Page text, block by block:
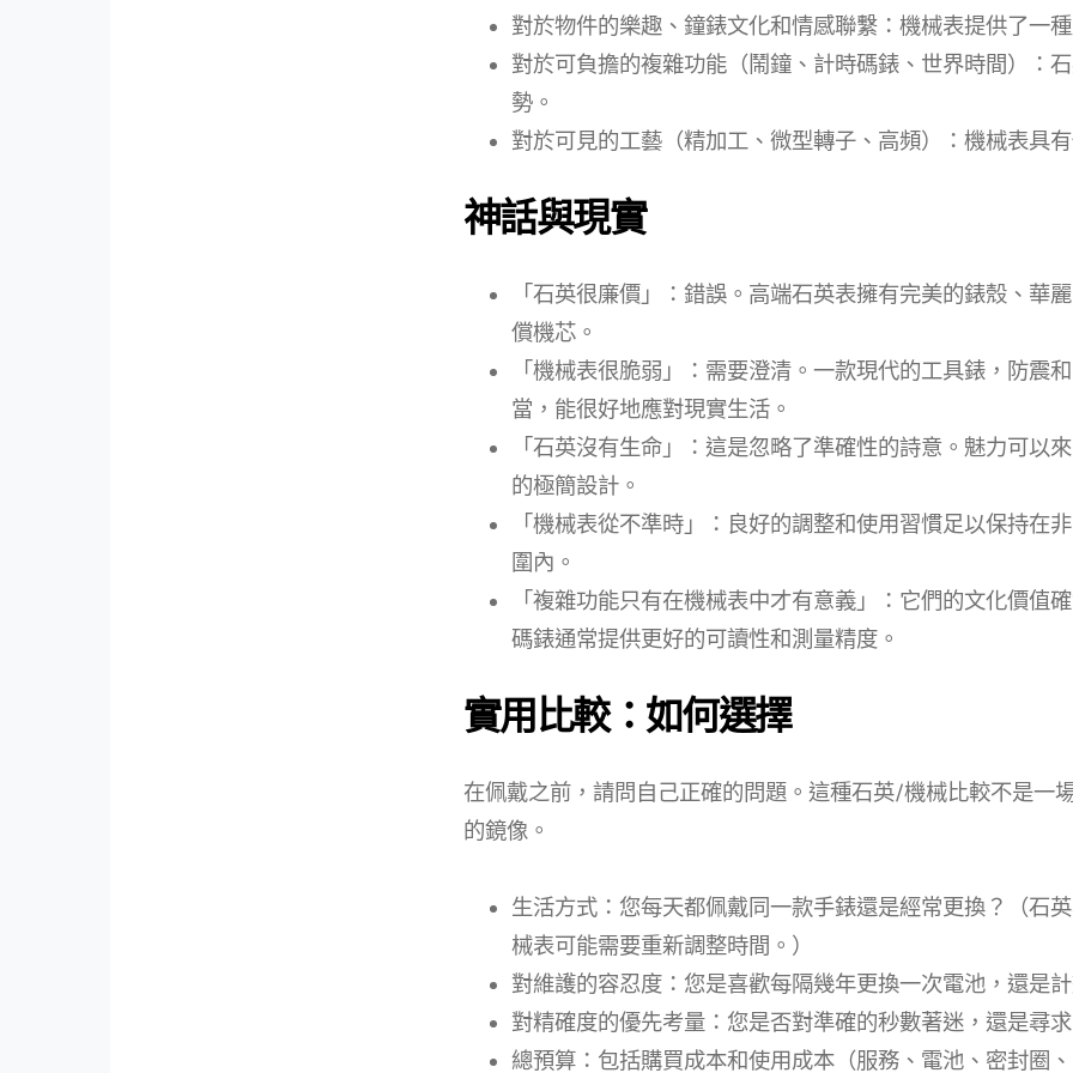
對於物件的樂趣、鐘錶文化和情感聯繫：機械表提供了一
對於可負擔的複雜功能（鬧鐘、計時碼錶、世界時間）：
勢。
對於可見的工藝（精加工、微型轉子、高頻）：機械表具
神話與現實
「石英很廉價」：錯誤。高端石英表擁有完美的錶殼、華
償機芯。
「機械表很脆弱」：需要澄清。一款現代的工具錶，防震
當，能很好地應對現實生活。
「石英沒有生命」：這是忽略了準確性的詩意。魅力可以
的極簡設計。
「機械表從不準時」：良好的調整和使用習慣足以保持在
圍內。
「複雜功能只有在機械表中才有意義」：它們的文化價值
碼錶通常提供更好的可讀性和測量精度。
實用比較：如何選擇
在佩戴之前，請問自己正確的問題。這種石英/機械比較不是一
的鏡像。
生活方式：您每天都佩戴同一款手錶還是經常更換？（石
械表可能需要重新調整時間。）
對維護的容忍度：您是喜歡每隔幾年更換一次電池，還是
對精確度的優先考量：您是否對準確的秒數著迷，還是尋
總預算：包括購買成本和使用成本（服務、電池、密封圈